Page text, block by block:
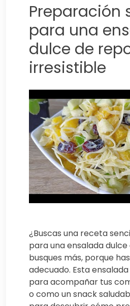
Preparación
para una
dulce de
irresistible
¿Buscas una receta
para una ensalada
busques más, porque
adecuado. Esta
para acompañar tus
o como un snack